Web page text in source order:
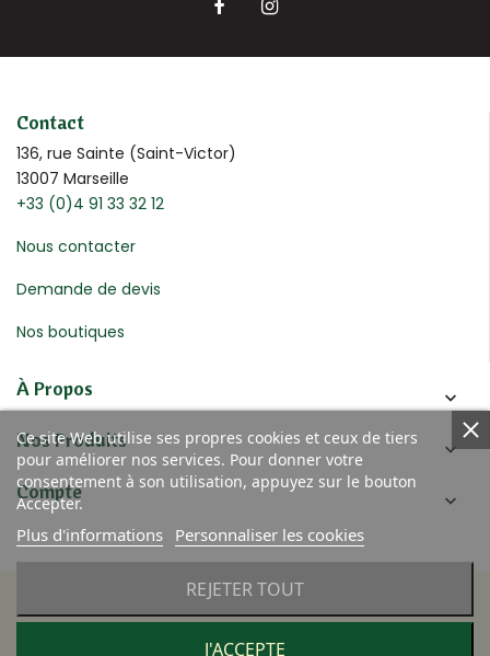
Contact
136, rue Sainte (Saint-Victor)
13007 Marseille
+33 (0)4 91 33 32 12
Nous contacter
Demande de devis
Nos boutiques
À Propos 
Nos Produits 
Compte 
Ce site Web utilise ses propres cookies et ceux de tiers
pour améliorer nos services. Pour donner votre
consentement à son utilisation, appuyez sur le bouton
Accepter.
Plus d'informations Personnaliser les cookies
REJETER TOUT
J'ACCEPTE
© 2020 Four des Navettes
Réalisation :